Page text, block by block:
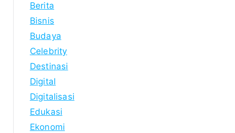
Berita
Bisnis
Budaya
Celebrity
Destinasi
Digital
Digitalisasi
Edukasi
Ekonomi